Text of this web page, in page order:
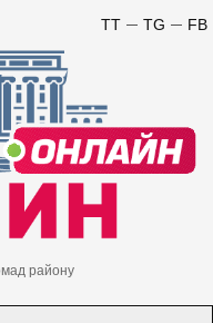
FB
TG
TT
району